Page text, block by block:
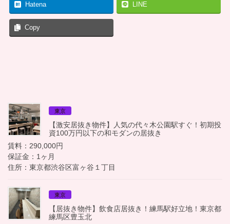
Hatena LINE
Copy
東京
【激安居抜き物件】人気の代々木公園駅すぐ！初期投
資100万円以下の和モダンの居抜き
賃料：290,000円
保証金：1ヶ月
住所：東京都渋谷区富ヶ谷１丁目
東京
【居抜き物件】飲食店居抜き！練馬駅好立地！東京都
練馬区豊玉北